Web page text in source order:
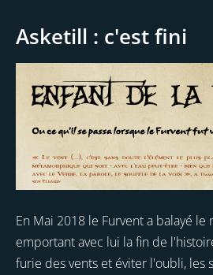
Asketill : c'est fini
En Mai 2018 le Furvent a balayé
emportant avec lui la fin de
furie des vents et éviter l'oubli, les